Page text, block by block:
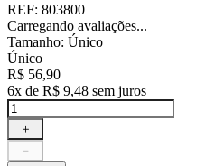
REF: 803800
Carregando avaliações...
Tamanho: Único
Único
R$ 56,90
6x de R$ 9,48 sem juros
＋
－